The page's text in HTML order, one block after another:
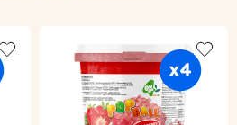
Add to wishlist Add